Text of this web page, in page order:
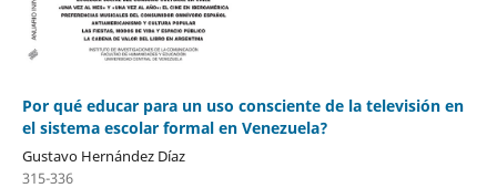
Por qué educar para un uso consciente de la televisión en
el sistema escolar formal en Venezuela?
Gustavo Hernández Díaz
315-336